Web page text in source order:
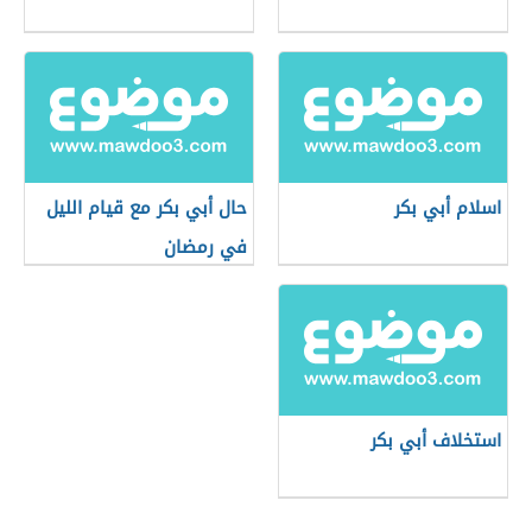
اسلام أبي بكر
حال أبي بكر مع قيام الليل
في رمضان
استخلاف أبي بكر